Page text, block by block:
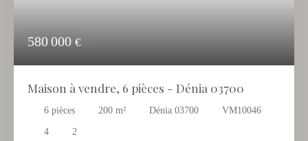
580 000 €
Maison à vendre, 6 pièces - Dénia 03700
6 pièces 200 m² Dénia 03700
VM10046
4
2